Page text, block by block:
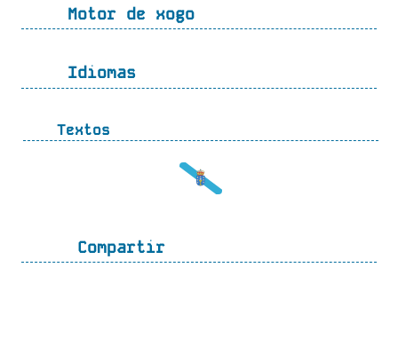
Motor de xogo
Idiomas
Textos
Compartir